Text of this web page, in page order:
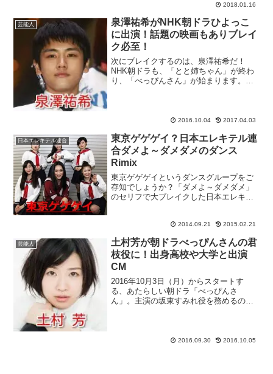
2018.01.16
芸能人
泉澤祐希がNHK朝ドラひよっこ
に出演！話題の映画もありブレイ
ク必至！
次にブレイクするのは、泉澤祐希だ！
NHK朝ドラも、「とと姉ちゃん」が終わ
り、「べっぴんさん」が始まります。し
澤祐希さんですが、朝ドラ出...
2016.10.04 2017.04.03
日本エレキテル連合
東京ゲゲゲイ？日本エレキテル連
合ダメよ～ダメダメのダンス
Rimix
東京ゲゲゲイというダンスグループをご
存知でしょうか？「ダメよ～ダメダメ」
のセリフで大ブレイクした日本エレキテ
ッキレの朱美ちゃんが夜の街中でダンス
を披露しているよう...
2014.09.21 2015.02.21
芸能人
土村芳が朝ドラべっぴんさんの君
枝役に！出身高校や大学と出演
CM
2016年10月3日（月）からスタートす
る、あたらしい朝ドラ「べっぴんさ
ん」。主演の坂東すみれ役を務めるのは
興す創業メンバーとしてド...
2016.09.30 2016.10.05